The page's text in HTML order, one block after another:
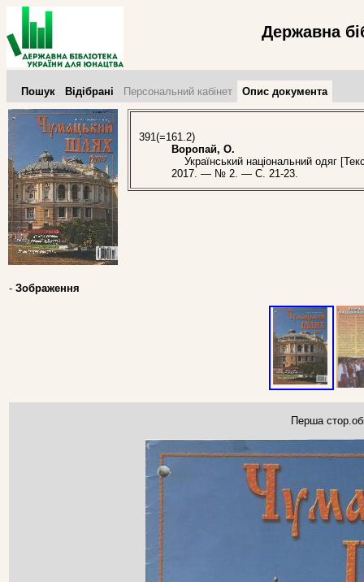
Державна
Пошук Відібрані Персональний кабінет Опис документа
391(=161.2)
Воропай, О.
Український національний одяг
2017. — № 2. — С. 21-23.
- Зображення
Перша